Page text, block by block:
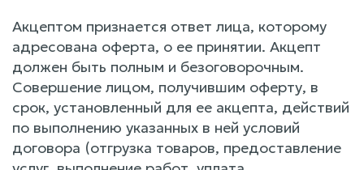
Акцептом признается ответ лица, которому
адресована оферта, о ее принятии. Акцепт
должен быть полным и безоговорочным.
Совершение лицом, получившим оферту, в
срок, установленный для ее акцепта, действий
по выполнению указанных в ней условий
договора (отгрузка товаров, предоставление